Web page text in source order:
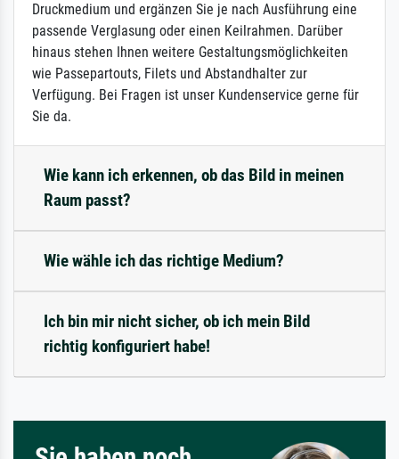
Druckmedium und ergänzen Sie je nach Ausführung eine
passende Verglasung oder einen Keilrahmen. Darüber
hinaus stehen Ihnen weitere Gestaltungsmöglichkeiten
wie Passepartouts, Filets und Abstandhalter zur
Verfügung. Bei Fragen ist unser Kundenservice gerne für
Sie da.
Wie kann ich erkennen, ob das Bild in meinen
Raum passt?
Wie wähle ich das richtige Medium?
Ich bin mir nicht sicher, ob ich mein Bild
richtig konfiguriert habe!